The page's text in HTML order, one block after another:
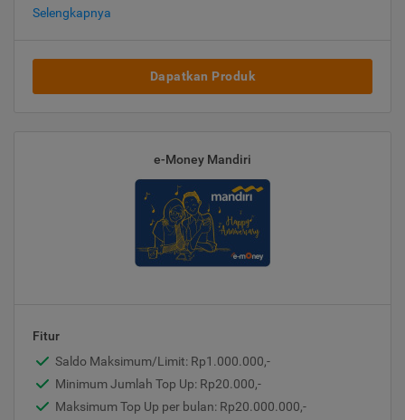
Selengkapnya
Dapatkan Produk
e-Money Mandiri
Fitur
Saldo Maksimum/Limit: Rp1.000.000,-
Minimum Jumlah Top Up: Rp20.000,-
Maksimum Top Up per bulan: Rp20.000.000,-